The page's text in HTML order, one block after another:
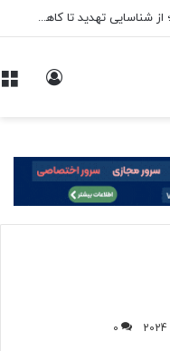
روش‌های جلوگیری از حملات Zero-Day؛ از شناسایی تهدید تا کاهش ریسک
0